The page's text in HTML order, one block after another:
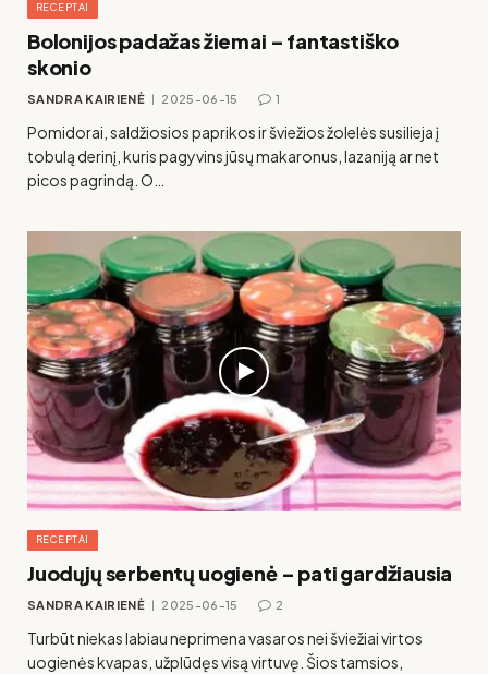
RECEPTAI
Bolonijos padažas žiemai – fantastiško
skonio
SANDRA KAIRIENĖ 2025-06-15 1
Pomidorai, saldžiosios paprikos ir šviežios žolelės susilieja į
tobulą derinį, kuris pagyvins jūsų makaronus, lazaniją ar net
picos pagrindą. O…
RECEPTAI
Juodųjų serbentų uogienė – pati gardžiausia
SANDRA KAIRIENĖ 2025-06-15 2
Turbūt niekas labiau neprimena vasaros nei šviežiai virtos
uogienės kvapas, užplūdęs visą virtuvę. Šios tamsios,